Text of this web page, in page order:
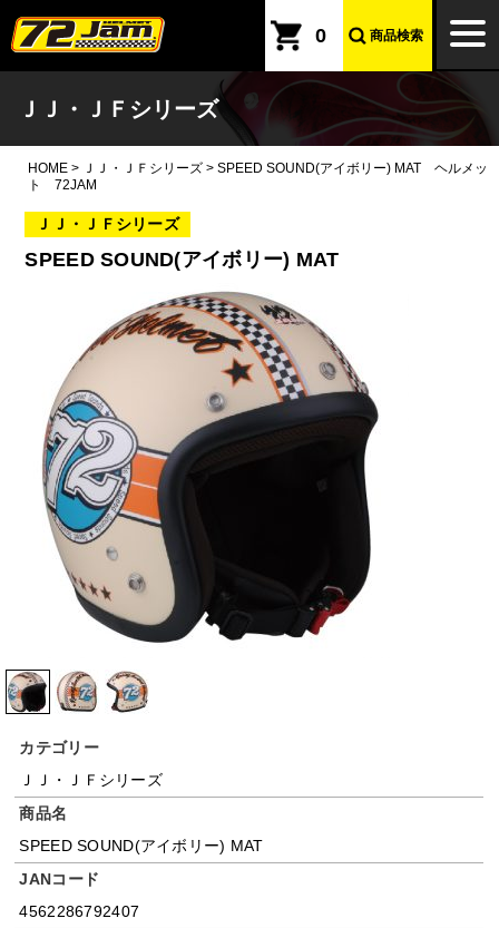
本文へ
0 商品検索
ＪＪ・ＪＦシリーズ
HOME > ＪＪ・ＪＦシリーズ > SPEED SOUND(アイボリー) MAT ヘルメッ
ト 72JAM
ＪＪ・ＪＦシリーズ
SPEED SOUND(アイボリー) MAT
カテゴリー
ＪＪ・ＪＦシリーズ
商品名
SPEED SOUND(アイボリー) MAT
JANコード
4562286792407